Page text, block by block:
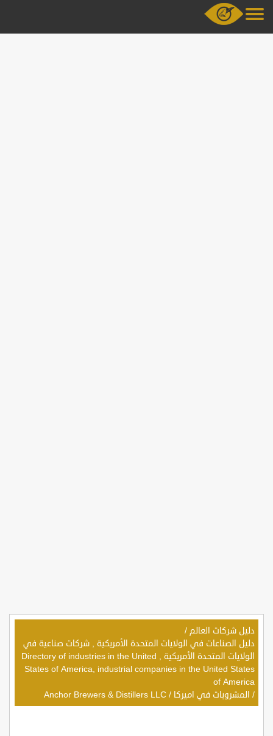
دليل شركات العالم /
دليل الصناعات في الولايات المتحدة الأمريكية , شركات صناعية في
الولايات المتحدة الأمريكية , Directory of industries in the United
States of America, industrial companies in the United States
of America
/ المشروبات في اميركا /
Anchor Brewers & Distillers LLC